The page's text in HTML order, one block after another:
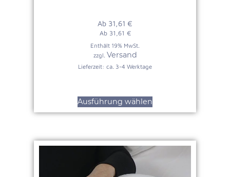
Ab 31,61 €
Ab 31,61 €
Enthält 19% MwSt.
zzgl. Versand
Lieferzeit: ca. 3-4 Werktage
Ausführung wählen